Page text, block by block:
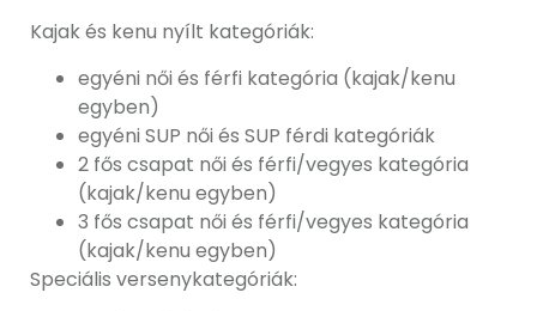
Kajak és kenu nyílt kategóriák:
egyéni női és férfi kategória (kajak/kenu
egyben)
egyéni SUP női és SUP férdi kategóriák
2 fős csapat női és férfi/vegyes kategória
(kajak/kenu egyben)
3 fős csapat női és férfi/vegyes kategória
(kajak/kenu egyben)
Speciális versenykategóriák: